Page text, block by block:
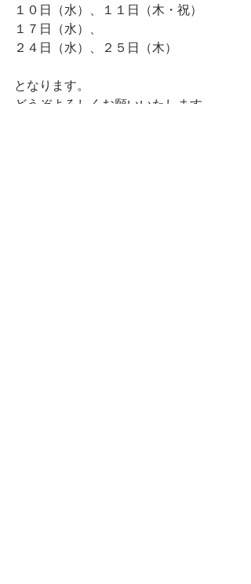
１０日（水）、１１日（木・祝）
１７日（水）、
２４日（水）、２５日（木）
となります。
どうぞよろしくお願いいたします。